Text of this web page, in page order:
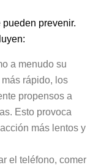
prevenir.
a menudo su
rápido, los
propensos a
Esto provoca
más lentos y
el teléfono, comer